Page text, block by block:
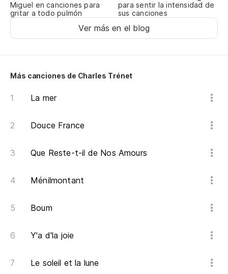
Miguel en canciones para
gritar a todo pulmón
para sentir la intensidad de
sus canciones
Ver más en el blog
Más canciones de Charles Trénet
La mer
Douce France
Que Reste-t-il de Nos Amours
Ménilmontant
Boum
Y'a d'la joie
Le soleil et la lune